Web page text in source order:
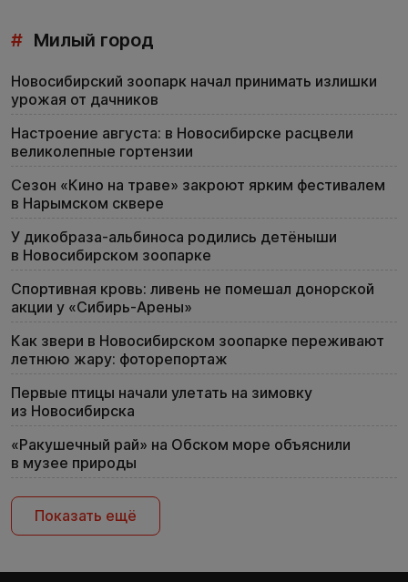
# Милый город
Новосибирский зоопарк начал принимать излишки
урожая от дачников
Настроение августа: в Новосибирске расцвели
великолепные гортензии
Сезон «Кино на траве» закроют ярким фестивалем
в Нарымском сквере
У дикобраза-альбиноса родились детёныши
в Новосибирском зоопарке
Спортивная кровь: ливень не помешал донорской
акции у «Сибирь-Арены»
Как звери в Новосибирском зоопарке переживают
летнюю жару: фоторепортаж
Первые птицы начали улетать на зимовку
из Новосибирска
«Ракушечный рай» на Обском море объяснили
в музее природы
Показать ещё